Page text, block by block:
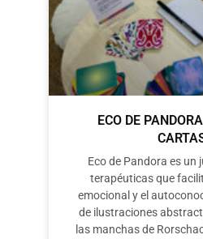
ECO DE
Eco de Pandora es un
terapéuticas que
emocional y el
de ilustraciones
las manchas de